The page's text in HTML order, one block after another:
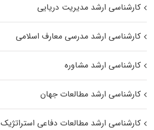
کارشناسی ارشد مدیریت دریایی
کارشناسی ارشد مدرسی معارف اسلامی
کارشناسی ارشد مشاوره
کارشناسی ارشد مطالعات جهان
کارشناسی ارشد مطالعات دفاعی استراتژیک